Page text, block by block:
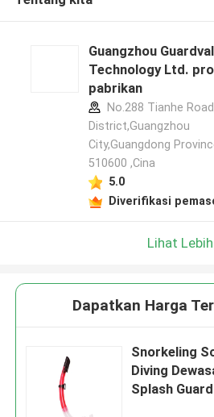
Guangzhou
Technology Ltd.
pabrikan
No.288 Tianhe
District,Guangzhou
City,Guangdong
510600 ,Cina
5.0
Diverifikasi
Lihat Lebih
Dapatkan Harga
Snorkeling
Diving
Splash